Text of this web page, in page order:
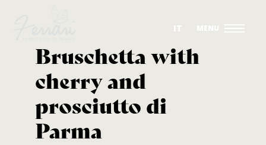
IT
OUR DRY-CURED HAMS
THE PRODUCTION
Bruschetta with
cherry and
prosciutto di
Parma